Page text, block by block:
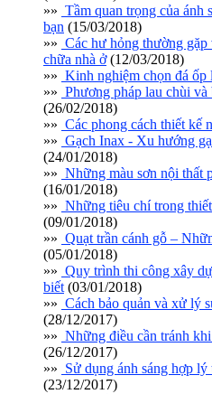
»» Tầm quan trọng của ánh
bạn (15/03/2018)
»» Các hư hỏng thường gặp
chữa nhà ở(12/03/2018)
»» Kinh nghiệm chọn đá ốp
»» Phương pháp lau chùi và
(26/02/2018)
»» Các phong cách thiết kế
»» Gạch Inax - Xu hướng
(24/01/2018)
»» Những màu sơn nội thất
(16/01/2018)
»» Những tiêu chí trong
(09/01/2018)
»» Quạt trần cánh gỗ –
(05/01/2018)
»» Quy trình thi công xây
biết (03/01/2018)
»» Cách bảo quản và xử lý
(28/12/2017)
»» Những điều cần tránh
(26/12/2017)
»» Sử dụng ánh sáng hợp
(23/12/2017)